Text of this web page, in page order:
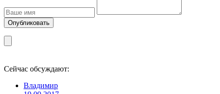
Сейчас обсуждают:
Владимир